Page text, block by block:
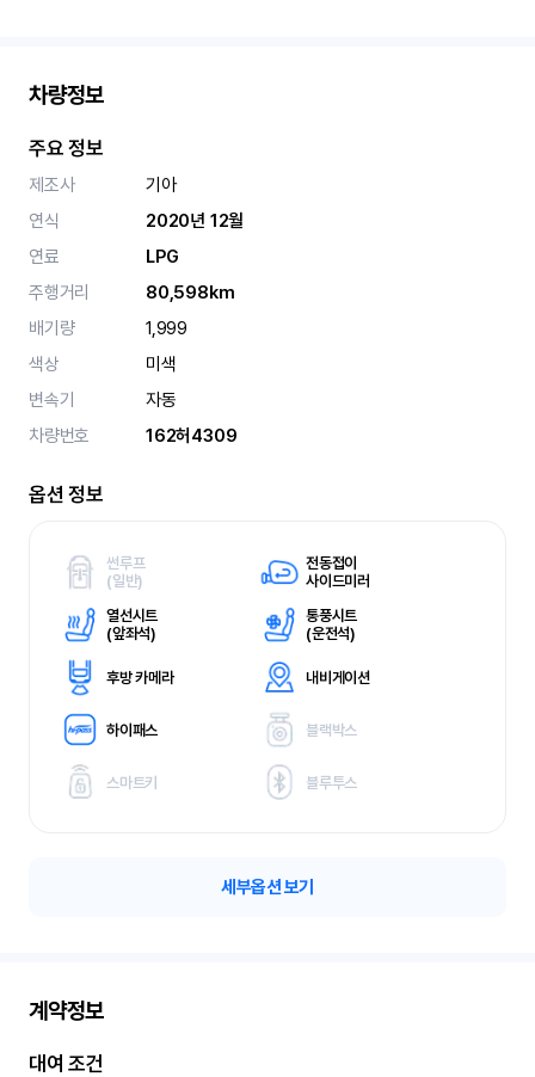
차량정보
주요 정보
제조사
기아
연식
2020년 12월
연료
LPG
주행거리
80,598km
배기량
1,999
색상
미색
변속기
자동
차량번호
162허4309
옵션 정보
썬루프
(일반)
전동접이
사이드미러
열선시트
(앞좌석)
통풍시트
(운전석)
후방 카메라 내비게이션
하이패스 블랙박스
스마트키 블루투스
세부옵션 보기
계약정보
대여 조건